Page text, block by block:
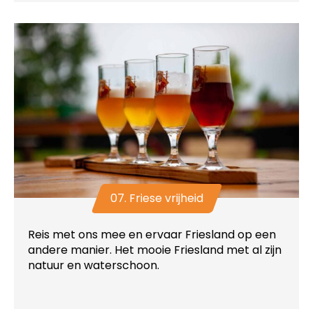
07. Friese vrijheid
Reis met ons mee en ervaar Friesland op een
andere manier. Het mooie Friesland met al zijn
natuur en waterschoon.